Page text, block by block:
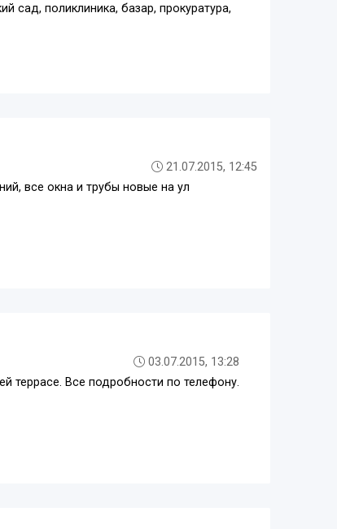
сад, поликлиника, базар, прокуратура,
21.07.2015, 12:45
все окна и трубы новые на ул
03.07.2015, 13:28
террасе. Все подробности по телефону.